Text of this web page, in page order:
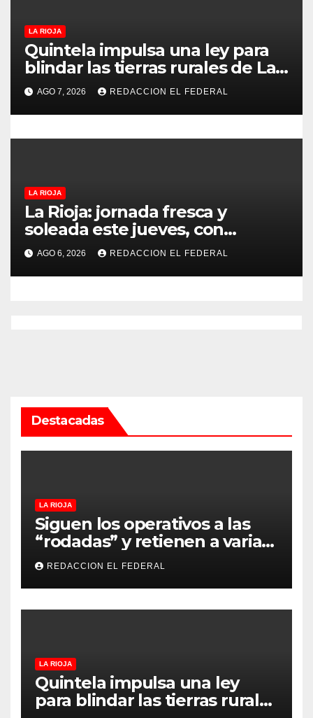
a
s
LA RIOJA
Quintela impulsa una ley para
blindar las tierras rurales de La
Rioja: cuáles son los principales
puntos
AGO 7, 2026 REDACCION EL FEDERAL
LA RIOJA
La Rioja: jornada fresca y
soleada este jueves, con
temperaturas estables para el
viernes
AGO 6, 2026 REDACCION EL FEDERAL
Destacadas
LA RIOJA
Siguen los operativos a las
“rodadas” y retienen a varias
motocicletas
REDACCION EL FEDERAL
LA RIOJA
Quintela impulsa una ley
para blindar las tierras rurales